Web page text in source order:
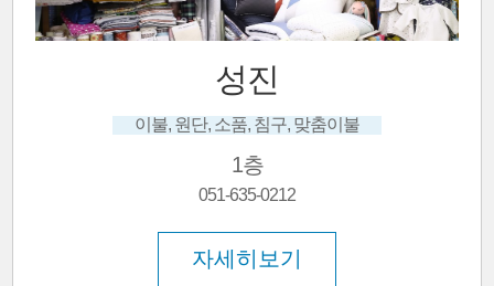
혼주한복, 신랑신부한복, 맞춤.대여, 고급한
051-632-4496
자세히보기